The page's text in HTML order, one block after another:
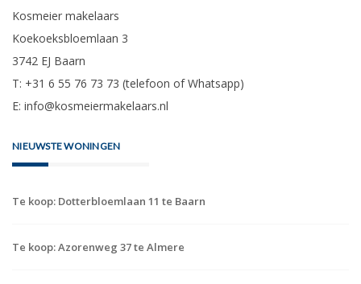
Kosmeier makelaars
Koekoeksbloemlaan 3
3742 EJ Baarn
T: +31 6 55 76 73 73 (telefoon of Whatsapp)
E: info@kosmeiermakelaars.nl
NIEUWSTE WONINGEN
Te koop: Dotterbloemlaan 11 te Baarn
Te koop: Azorenweg 37 te Almere